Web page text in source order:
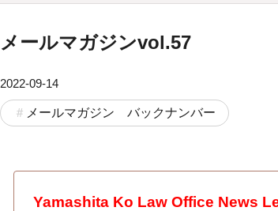
メールマガジンvol.57
2022-09-14
メールマガジン バックナンバー
Yamashita Ko Law Office News